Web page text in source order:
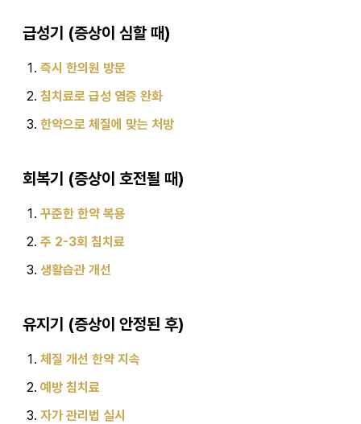
급성기 (증상이 심할 때)
즉시 한의원 방문
침치료로 급성 염증 완화
한약으로 체질에 맞는 처방
회복기 (증상이 호전될 때)
꾸준한 한약 복용
주 2-3회 침치료
생활습관 개선
유지기 (증상이 안정된 후)
체질 개선 한약 지속
예방 침치료
자가 관리법 실시